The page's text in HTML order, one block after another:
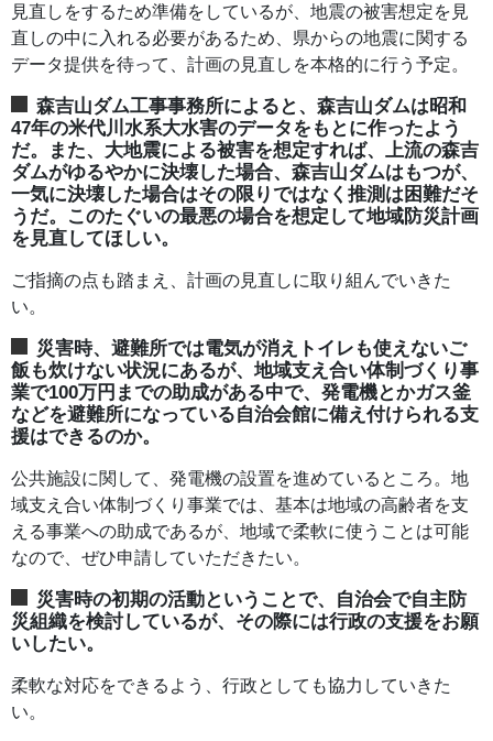
見直しをするため準備をしているが、地震の被害想定を見
直しの中に入れる必要があるため、県からの地震に関する
データ提供を待って、計画の見直しを本格的に行う予定。
森吉山ダム工事事務所によると、森吉山ダムは昭和
47年の米代川水系大水害のデータをもとに作ったよう
だ。また、大地震による被害を想定すれば、上流の森吉
ダムがゆるやかに決壊した場合、森吉山ダムはもつが、
一気に決壊した場合はその限りではなく推測は困難だそ
うだ。このたぐいの最悪の場合を想定して地域防災計画
を見直してほしい。
ご指摘の点も踏まえ、計画の見直しに取り組んでいきた
い。
災害時、避難所では電気が消えトイレも使えないご
飯も炊けない状況にあるが、地域支え合い体制づくり事
業で100万円までの助成がある中で、発電機とかガス釜
などを避難所になっている自治会館に備え付けられる支
援はできるのか。
公共施設に関して、発電機の設置を進めているところ。地
域支え合い体制づくり事業では、基本は地域の高齢者を支
える事業への助成であるが、地域で柔軟に使うことは可能
なので、ぜひ申請していただきたい。
災害時の初期の活動ということで、自治会で自主防
災組織を検討しているが、その際には行政の支援をお願
いしたい。
柔軟な対応をできるよう、行政としても協力していきた
い。